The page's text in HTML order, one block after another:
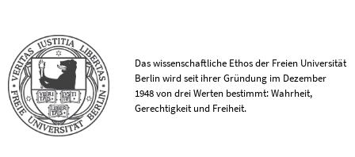
Das wissenschaftliche Ethos der Freien Universität
Berlin wird seit ihrer Gründung im Dezember
1948 von drei Werten bestimmt: Wahrheit,
Gerechtigkeit und Freiheit.